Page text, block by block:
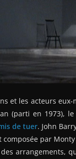
et les acteurs
(parti en 1973),
de tuer. John
composée par
arrangements,